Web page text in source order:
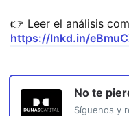
👉 Leer el análisis
https://lnkd.in/
No te
Síguenos y